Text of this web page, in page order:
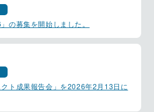
の募集を開始しました。
ト成果報告会」を2026年2月13日に